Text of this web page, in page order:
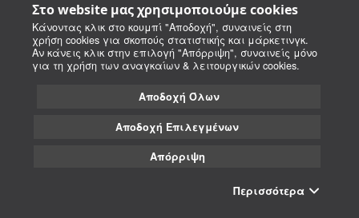
Στο website μας χρησιμοποιούμε cookies
Κάνοντας κλικ στο κουμπί "Αποδοχή", συναινείς στη
χρήση cookies για σκοπούς στατιστικής και μάρκετινγκ.
Αν κάνεις κλικ στην επιλογή "Απόρριψη", συναινείς μόνο
για τη χρήση των αναγκαίων & λειτουργικών cookies.
Αποδοχή Όλων
Αποδοχή Επιλεγμένων
Απόρριψη
Περισσότερα